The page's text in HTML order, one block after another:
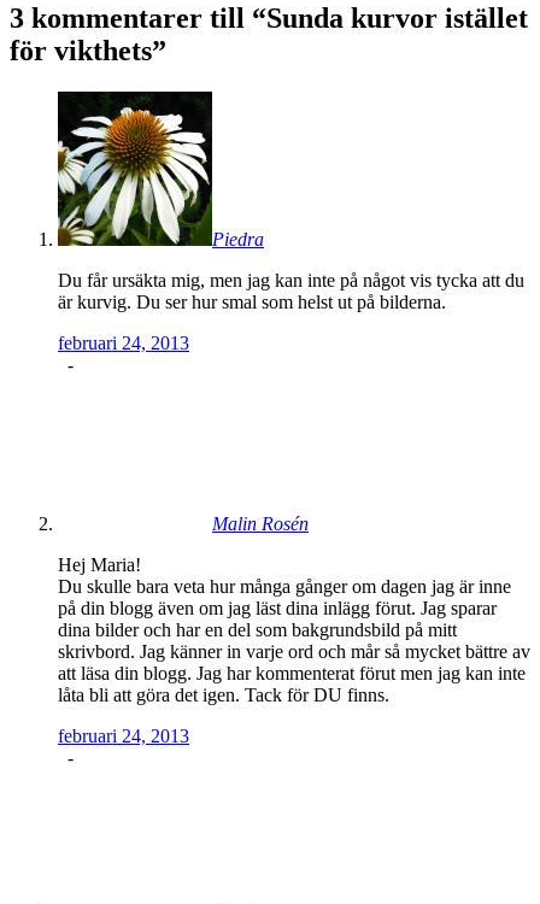
3 kommentarer till “Sunda kurvor istället
för vikthets”
Piedra
Du får ursäkta mig, men jag kan inte på något vis tycka att du
är kurvig. Du ser hur smal som helst ut på bilderna.
februari 24, 2013
-
Malin Rosén
Hej Maria!
Du skulle bara veta hur många gånger om dagen jag är inne
på din blogg även om jag läst dina inlägg förut. Jag sparar
dina bilder och har en del som bakgrundsbild på mitt
skrivbord. Jag känner in varje ord och mår så mycket bättre av
att läsa din blogg. Jag har kommenterat förut men jag kan inte
låta bli att göra det igen. Tack för DU finns.
februari 24, 2013
-